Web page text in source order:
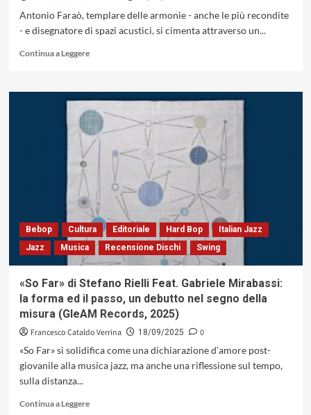
Antonio Faraò, templare delle armonie - anche le più recondite
- e disegnatore di spazi acustici, si cimenta attraverso un...
Continua a LeggereLeggi
su
«Kind
Of…»
di
Antonio
un
diario
armonico
in
dodici
movimenti
Around
Ag,
2025)
Bebop Cultura Editoriale Hard Bop
Italian Jazz
Jazz
Musica Recensione Dischi Swing
«So Far» di Stefano Rielli Feat. Gabriele Mirabassi:
la forma ed il passo, un debutto nel segno della
misura (GleAM Records, 2025)
Francesco Cataldo Verrina 18/09/2025
0
«So Far» si solidifica come una dichiarazione d’amore post-
giovanile alla musica jazz, ma anche una riflessione sul tempo,
sulla distanza...
Continua a LeggereLeggi